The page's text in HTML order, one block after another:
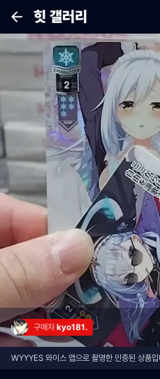
힛 갤러리
구매자 kyo181.
WYYYES 와이스 앱으로 촬영한 인증된 상품입